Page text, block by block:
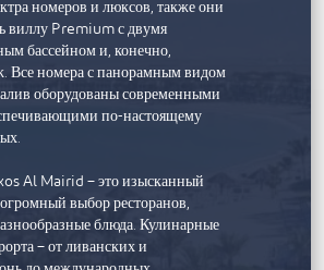
& SQUEEZE
королевских до
номеров
однокомнатного до
люкса
номеров и люксов, также они
виллу Premium с двумя
бассейном и, конечно,
Все номера с панорамным видом
оборудованы современными
по-настоящему
Al Mairid – это изысканный
выбор ресторанов,
блюда. Кулинарные
– от ливанских и